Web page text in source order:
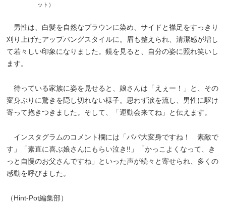
ット）
男性は、白髪を自然なブラウンに染め、サイドと襟足をすっきり
刈り上げたアップバングスタイルに。眉も整えられ、清潔感が増し
て若々しい印象になりました。鏡を見ると、自分の姿に照れ笑いし
ます。
待っている家族に姿を見せると、娘さんは「えぇー！」と、その
変身ぶりに驚きを隠し切れない様子。思わず涙を流し、男性に駆け
寄って抱きつきました。そして、「運動会来てね」と伝えます。
インスタグラムのコメント欄には「パパ大変身ですね！ 素敵で
す」「素直に喜ぶ娘さんにもらい泣き!!」「かっこよくなって、き
っと自慢のお父さんですね」といった声が続々と寄せられ、多くの
感動を呼びました。
（Hint-Pot編集部）